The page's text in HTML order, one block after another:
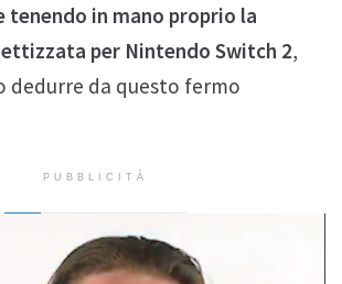
in mano proprio la
per Nintendo Switch 2,
dedurre da questo fermo
PUBBLICITÀ